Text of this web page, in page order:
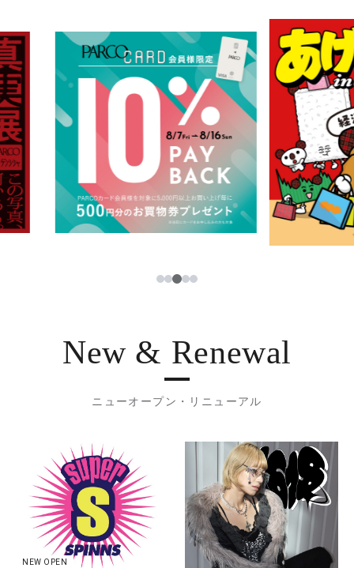
ニュース
レストラン・カフェ
TAX FREE
PARCOメンバーズ
ภาษาไทย
日本語
1234
New & Renewal
ニューオープン・リニューアル
NEW OPEN